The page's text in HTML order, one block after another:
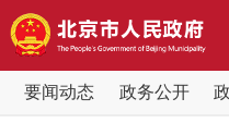
要闻动态 政务公开
要闻动态